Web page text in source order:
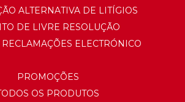
ALTERNATIVA DE LITÍGIOS
DE LIVRE RESOLUÇÃO
ELECTRÓNICO
PROMOÇÕES
OS PRODUTOS